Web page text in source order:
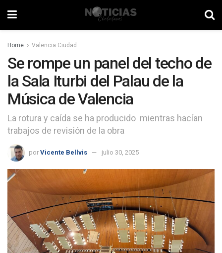
Home Valencia Ciudad
Se rompe un panel del techo de
la Sala Iturbi del Palau de la
Música de Valencia
La rotura y caída se ha producido mientras hacían
trabajos de revisión de la obra
por Vicente Bellvis julio 30, 2025